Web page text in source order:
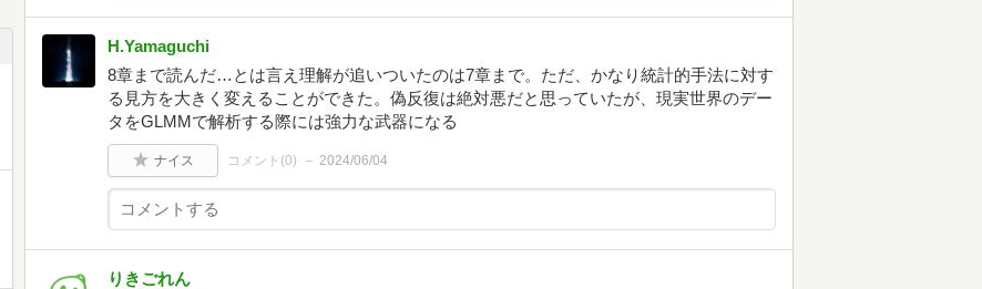
H.Yamaguchi
8章まで読んだ…とは言え理解が追いついたのは7章まで。ただ、かなり統計的手法に対す
る見方を大きく変えることができた。偽反復は絶対悪だと思っていたが、現実世界のデー
タをGLMMで解析する際には強力な武器になる
ナイス コメント(0) 2024/06/04
りきごれん